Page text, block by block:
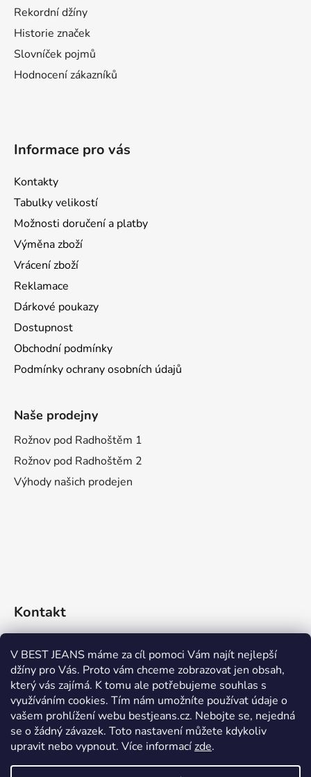
V BEST JEANS máme za cíl pomoci Vám najít nejlepší
džíny pro Vás. Proto vám chceme zobrazovat jen obsah,
který vás zajímá. K tomu ale potřebujeme souhlas s
využíváním cookies. Tím nám umožníte používat údaje o
vašem prohlížení webu bestjeans.cz. Nebojte se, nejedná
se o žádný závazek. Toto nastavení můžete kdykoliv
upravit nebo vypnout. Více informacízde.
Rekordní džíny
Historie značek
Slovníček pojmů
Hodnocení zákazníků
Informace pro vás
Kontakty
Tabulky velikostí
Možnosti doručení a platby
Výměna zboží
Vrácení zboží
Reklamace
Dárkové poukazy
Dostupnost
Obchodní podmínky
Podmínky ochrany osobních údajů
Naše prodejny
Rožnov pod Radhoštěm 1
Rožnov pod Radhoštěm 2
Výhody našich prodejen
Kontakt
eshop@bestjeans.cz
+420 771 200 468
+420 771 200 468